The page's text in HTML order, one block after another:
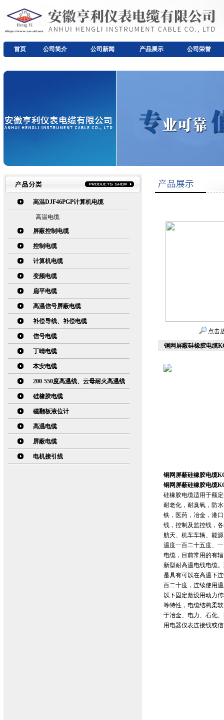
首页 公司简介 公司新闻 产品展示 公司荣誉
高温DJF46PGP计算机电缆
高温电缆
屏蔽控制电缆
控制电缆
计算机电缆
变频电缆
扁平电缆
高温信号屏蔽电缆
补偿导线、补偿电缆
信号电缆
丁晴电缆
本安电缆
200-550度高温线、云母耐火高温线
硅橡胶电缆
磁翻板液位计
高温电缆
屏蔽电缆
电机接引线
点击
铜网屏蔽硅橡胶电缆
铜网屏蔽硅橡胶电缆
铜网屏蔽硅橡胶电缆
硅橡胶电缆适用于额
耐老化，耐臭氧，防
铁，医药，冶金，港
线，控制及监控线，
航天、机车车辆、能
温度一百二十五度、
电缆，目前常用的有
新型耐高温电线电缆
是具有可以在高温下
百二十度，连续使用
以下固定敷设用动力
等特性，电缆结构柔
于冶金、电力、石化
用电器仪表连接线或